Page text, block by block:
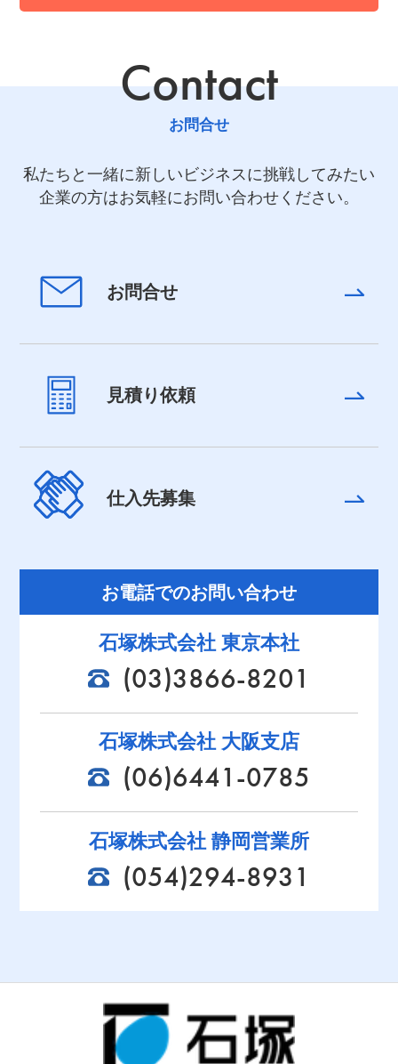
Contact
お問合せ
私たちと一緒に新しいビジネスに挑戦してみたい
企業の方はお気軽にお問い合わせください。
お問合せ
見積り依頼
仕入先募集
お電話でのお問い合わせ
石塚株式会社 東京本社
(03)3866-8201
石塚株式会社 大阪支店
(06)6441-0785
石塚株式会社 静岡営業所
(054)294-8931